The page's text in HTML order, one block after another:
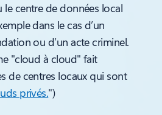
le centre de données local
dans le cas d’un
ou d’un acte criminel.
"cloud à cloud" fait
de centres locaux qui sont
privés.")